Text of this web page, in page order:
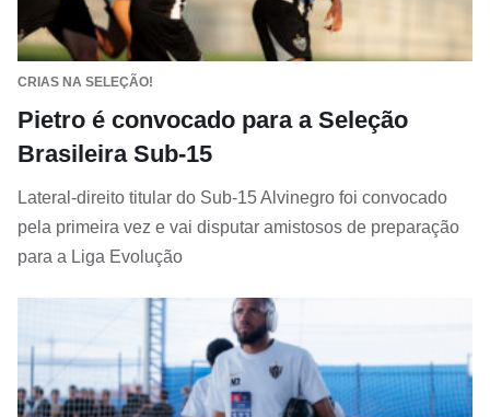
CRIAS NA SELEÇÃO!
Pietro é convocado para a Seleção
Brasileira Sub-15
Lateral-direito titular do Sub-15 Alvinegro foi convocado
pela primeira vez e vai disputar amistosos de preparação
para a Liga Evolução